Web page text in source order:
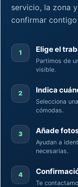
servicio, la zona
confirmar
1 Elige el
Partimos de
visible.
2 Indica
Selecciona
cómodas.
3 Añade
Ayudan a
necesarias.
4
Te